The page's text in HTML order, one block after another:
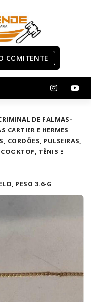
COMITENTE
DE PALMAS-
E HERMES
CORDÕES, PULSEIRAS,
TÊNIS E
PESO 3.6-G